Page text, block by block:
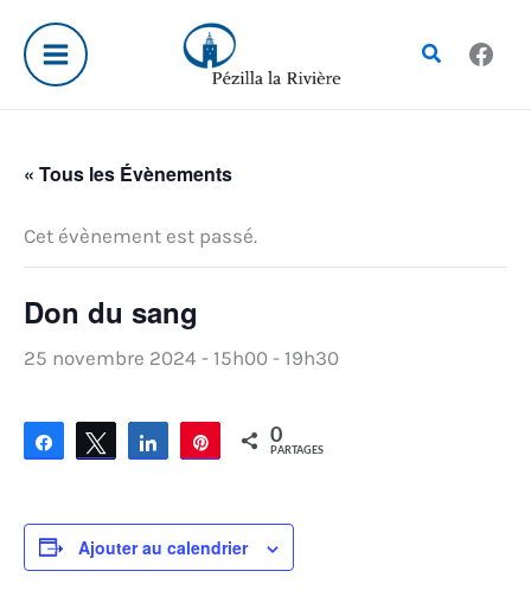
contenu
Rechercher
« Tous les Évènements
Cet évènement est passé.
Don du sang
25 novembre 2024 - 15h00 - 19h30
Partagez Tweetez Partagez Épingle0
PARTAGES
Ajouter au calendrier